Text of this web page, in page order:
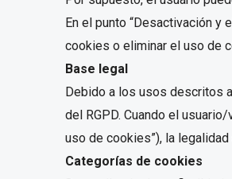
En el punto “Desactivación
cookies o eliminar el uso de
Base legal
Debido a los usos descritos
del RGPD. Cuando el
uso de cookies”), la
Categorías de cookies